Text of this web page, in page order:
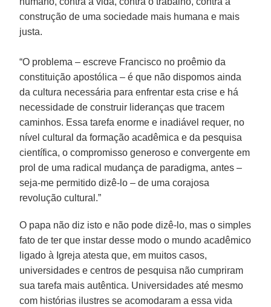
construção de uma sociedade mais humana e mais
justa.
“O problema – escreve Francisco no proêmio da
constituição apostólica – é que não dispomos ainda
da cultura necessária para enfrentar esta crise e há
necessidade de construir lideranças que tracem
caminhos. Essa tarefa enorme e inadiável requer, no
nível cultural da formação acadêmica e da pesquisa
científica, o compromisso generoso e convergente em
prol de uma radical mudança de paradigma, antes –
seja-me permitido dizê-lo – de uma corajosa
revolução cultural.”
O papa não diz isto e não pode dizê-lo, mas o simples
fato de ter que instar desse modo o mundo acadêmico
ligado à Igreja atesta que, em muitos casos,
universidades e centros de pesquisa não cumpriram
sua tarefa mais autêntica. Universidades até mesmo
com histórias ilustres se acomodaram a essa vida